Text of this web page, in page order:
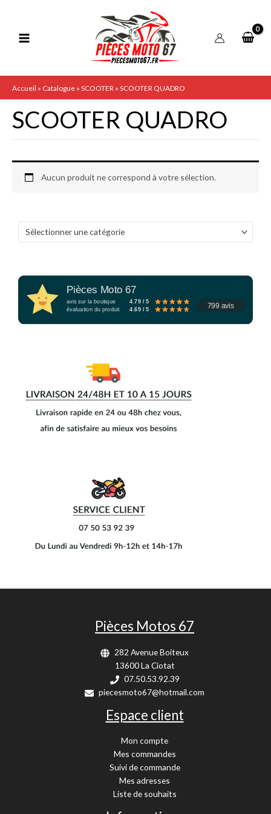
contenu
Accueil » Catalogue » SCOOTER » SCOOTER QUADRO
Sélectionner une catégorie
Pièces Moto 67
avis sur la boutique 4.79 / 5
évaluation du produit 4.69 / 5 799 avis
SCOOTER QUADRO
Aucun produit ne correspond à votre sélection.
Pièces Motos 67
282 Avenue Boiteux
13600 La Ciotat
07.50.53.92.39
piecesmoto67@hotmail.com
Espace client
Mon compte
Mes commandes
Suivi de commande
Mes adresses
Liste de souhaits